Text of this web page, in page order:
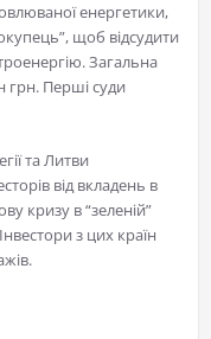
енергетики,
щоб відсудити
Загальна
грн. Перші суди
та Литви
від вкладень в
кризу в “зеленій”
з цих країн